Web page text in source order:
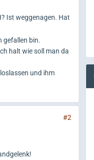
Ist weggenagen. Hat
gefallen bin.
halt wie soll man da
und ihm
#2